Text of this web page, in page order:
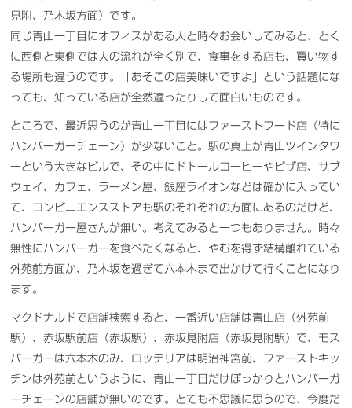
見附、乃木坂方面）です。
同じ青山一丁目にオフィスがある人と時々お会いしてみると、とく
に西側と東側では人の流れが全く別で、食事をする店も、買い物す
る場所も違うのです。「あそこの店美味いですよ」という話題にな
っても、知っている店が全然違ったりして面白いものです。
ところで、最近思うのが青山一丁目にはファーストフード店（特に
ハンバーガーチェーン）が少ないこと。駅の真上が青山ツインタワ
ーという大きなビルで、その中にドトールコーヒーやピザ店、サブ
ウェイ、カフェ、ラーメン屋、銀座ライオンなどは確かに入ってい
て、コンビニエンスストアも駅のそれぞれの方面にあるのだけど、
ハンバーガー屋さんが無い。考えてみると一つもありません。時々
無性にハンバーガーを食べたくなると、やむを得ず結構離れている
外苑前方面か、乃木坂を過ぎて六本木まで出かけて行くことになり
ます。
マクドナルドで店舗検索すると、一番近い店舗は青山店（外苑前
駅）、赤坂駅前店（赤坂駅）、赤坂見附店（赤坂見附駅）で、モス
バーガーは六本木のみ、ロッテリアは明治神宮前、ファーストキッ
チンは外苑前というように、青山一丁目だけぽっかりとハンバーガ
ーチェーンの店舗が無いのです。とても不思議に思うので、今度だ